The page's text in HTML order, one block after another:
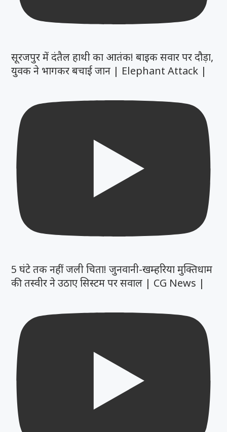
सूरजपुर में दंतैल हाथी का आतंक! बाइक सवार पर दौड़ा,
युवक ने भागकर बचाई जान | Elephant Attack |
5 घंटे तक नहीं जली चिता! जुनवानी-खम्हरिया मुक्तिधाम
की तस्वीर ने उठाए सिस्टम पर सवाल | CG News |